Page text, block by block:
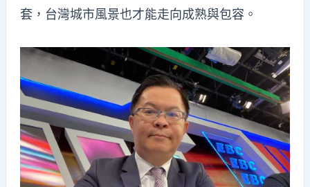
套，台灣城市風景也才能走向成熟與包容。